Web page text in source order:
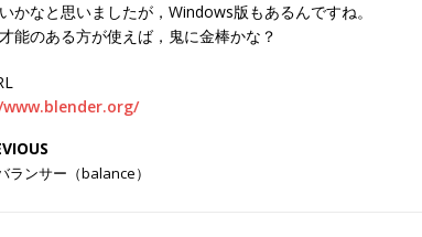
かなと思いましたが，Windows版もあるんですね。
能のある方が使えば，鬼に金棒かな？
ランサー（balance）